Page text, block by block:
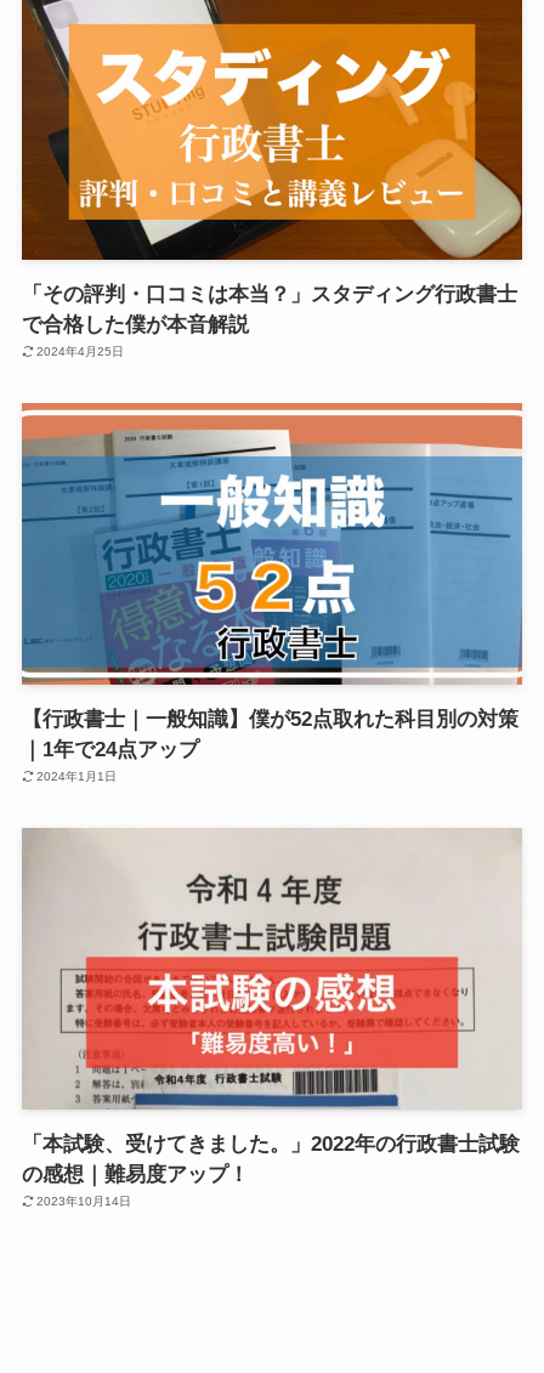
「その評判・口コミは本当？」スタディング行政書士
で合格した僕が本音解説
2024年4月25日
【行政書士｜一般知識】僕が52点取れた科目別の対策
｜1年で24点アップ
2024年1月1日
「本試験、受けてきました。」2022年の行政書士試験
の感想｜難易度アップ！
2023年10月14日